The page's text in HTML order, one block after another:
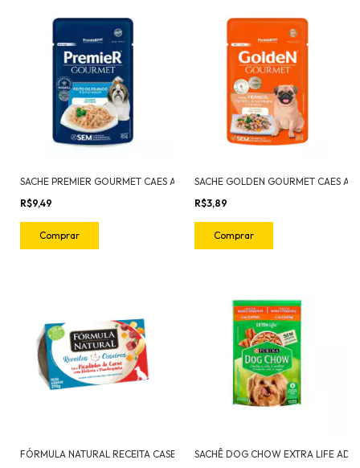
SACHE PREMIER GOURMET CAES ADULTOS FRANGO 85G
R$9,49
R$3,89
FÓRMULA NATURAL RECEITA CASEIRA CÃES ADULTOS PICADINHO DE CARNE 270G